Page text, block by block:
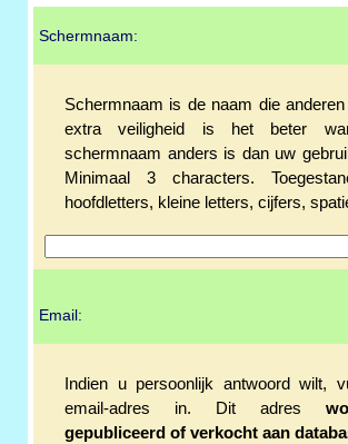
Schermnaam:
Schermnaam is de naam die
extra veiligheid is het beter
schermnaam anders is dan uw
Minimaal 3 characters.
hoofdletters, kleine letters, cijfers,
Email:
Indien u persoonlijk antwoord wilt,
email-adres in. Dit adres
gepubliceerd of verkocht aan